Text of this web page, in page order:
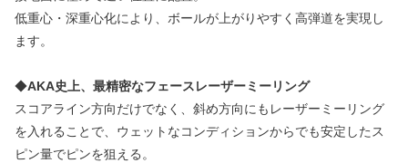
低重心・深重心化により、ボールが上がりやすく高弾道を実現し
ます。
◆AKA史上、最精密なフェースレーザーミーリング
スコアライン方向だけでなく、斜め方向にもレーザーミーリング
を入れることで、ウェットなコンディションからでも安定したス
ピン量でピンを狙える。